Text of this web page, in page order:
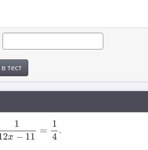
тест
1
x − 11
=
1
4
x
.